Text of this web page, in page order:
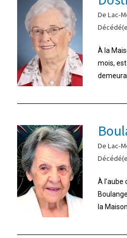
De Lac-
À la
mois,
De Lac-
À
la